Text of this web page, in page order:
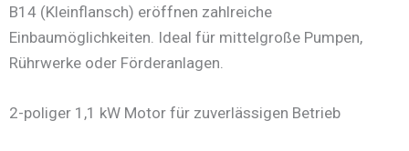
B14 (Kleinflansch) eröffnen zahlreiche
Einbaumöglichkeiten. Ideal für mittelgroße Pumpen,
Rührwerke oder Förderanlagen.
2-poliger 1,1 kW Motor für zuverlässigen Betrieb